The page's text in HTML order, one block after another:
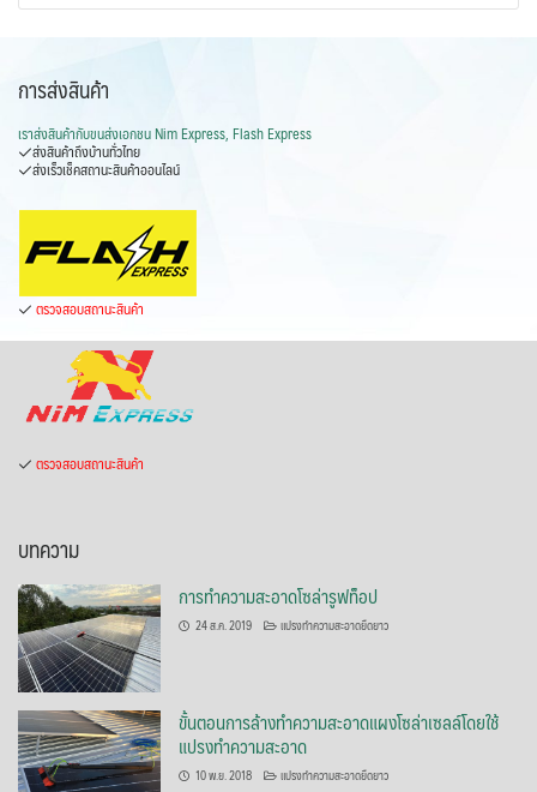
การส่งสินค้า
เราส่งสินค้ากับขนส่งเอกชน Nim Express, Flash Express
ส่งสินค้าถึงบ้านทั่วไทย
ส่งเร็วเช็คสถานะสินค้าออนไลน์
ตรวจสอบสถานะสินค้า
ตรวจสอบสถานะสินค้า
บทความ
การทำความสะอาดโซล่ารูฟท็อป
24 ส.ค. 2019 แปรงทำความสะอาดยืดยาว
ขั้นตอนการล้างทำความสะอาดแผงโซล่าเซลล์โดยใช้
แปรงทำความสะอาด
10 พ.ย. 2018 แปรงทำความสะอาดยืดยาว